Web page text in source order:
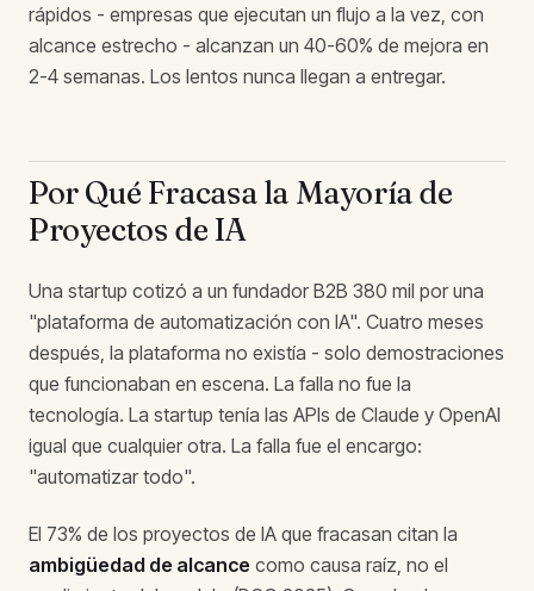
rápidos - empresas que ejecutan un flujo a la vez, con
alcance estrecho - alcanzan un 40-60% de mejora en
2-4 semanas. Los lentos nunca llegan a entregar.
Por Qué Fracasa la Mayoría de
Proyectos de IA
Una startup cotizó a un fundador B2B 380 mil por una
"plataforma de automatización con IA". Cuatro meses
después, la plataforma no existía - solo demostraciones
que funcionaban en escena. La falla no fue la
tecnología. La startup tenía las APIs de Claude y OpenAI
igual que cualquier otra. La falla fue el encargo:
"automatizar todo".
El 73% de los proyectos de IA que fracasan citan la
ambigüedad de alcance como causa raíz, no el